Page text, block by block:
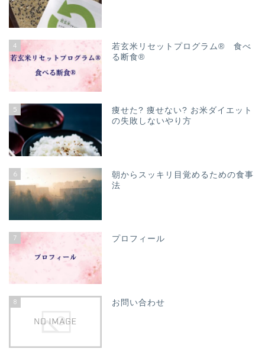
4
若玄米リセットプログラム® 食べ
る断食®
5
痩せた? 痩せない? お米ダイエット
の失敗しないやり方
6
朝からスッキリ目覚めるための食事
法
7 プロフィール
8 お問い合わせ